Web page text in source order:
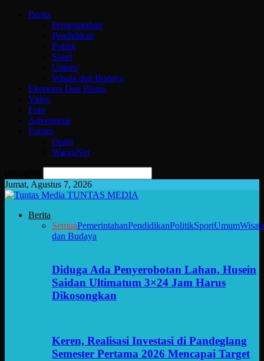
Berita
Pemerintahan
Pendidikan
Politik
Sport
Umum
Wisata dan Budaya
Ekonomi Dan Bisnis
Video
Foto
Advertorial
Forum
Opini
WargaNet
Jumat, Agustus 7, 2026
TUNTAS MEDIA
Berita
SemuaPemerintahanPendidikanPolitikSportUmumWisata
dan Budaya
Diduga Ada Penyerobotan Lahan, Husein
Saidan Ultimatum 3×24 Jam Harus
Dikosongkan
Keren, Realisasi Investasi di Pandeglang
Semester Pertama 2026 Mencapai Target